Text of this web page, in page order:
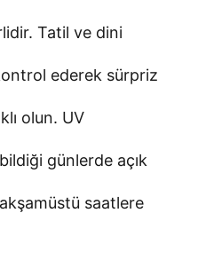
Tatil ve dini
ederek sürpriz
olun. UV
günlerde açık
saatlere